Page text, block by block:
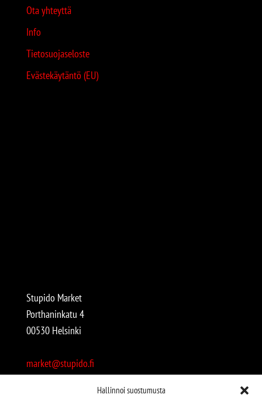
Hallinnoi suostumusta
Ota yhteyttä
Info
Tietosuojaseloste
Evästekäytäntö (EU)
Stupido Market
Porthaninkatu 4
00530 Helsinki
market@stupido.fi